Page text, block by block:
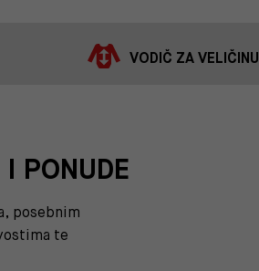
VODIČ ZA VELIČINU
PONUDE
posebnim
te